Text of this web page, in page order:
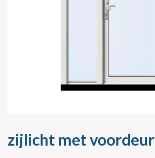
zijlicht met voordeur